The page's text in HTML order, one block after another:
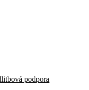
podpora